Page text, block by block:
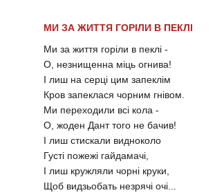
МИ ЗА ЖИТТЯ ГОРІЛИ В ПЕКЛІ
Ми за життя горіли в пеклі -
О, незнищенна міць огнива!
І лиш на серці цим запеклім
Кров запеклася чорним гнівом.
Ми переходили всі кола -
О, жоден Дант того не бачив!
І лиш стискали видноколо
Густі пожежі гайдамачі,
І лиш кружляли чорні круки,
Щоб видзьобать незрячі очі...